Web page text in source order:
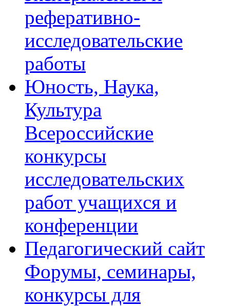
реферативно-
исследовательские
работы
Юность, Наука,
Культура
Всероссийские
конкурсы
исследовательских
работ учащихся и
конференции
Педагогический сайт
Форумы, семинары,
конкурсы для